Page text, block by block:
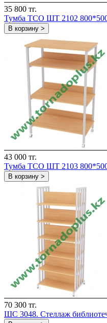
35 800 тг.
Тумба ТСО ШТ 2102
В корзину >
43 000 тг.
Тумба ТСО ШТ 2103
В корзину >
70 300 тг.
ШС 3048. Стеллаж